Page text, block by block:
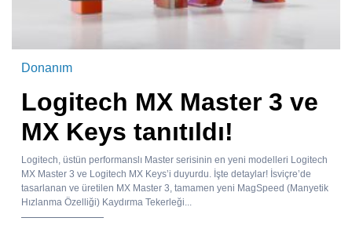
Donanım
Logitech MX Master 3 ve
MX Keys tanıtıldı!
Logitech, üstün performanslı Master serisinin en yeni modelleri Logitech
MX Master 3 ve Logitech MX Keys’i duyurdu. İşte detaylar! İsviçre’de
tasarlanan ve üretilen MX Master 3, tamamen yeni MagSpeed (Manyetik
Hızlanma Özelliği) Kaydırma Tekerleği...